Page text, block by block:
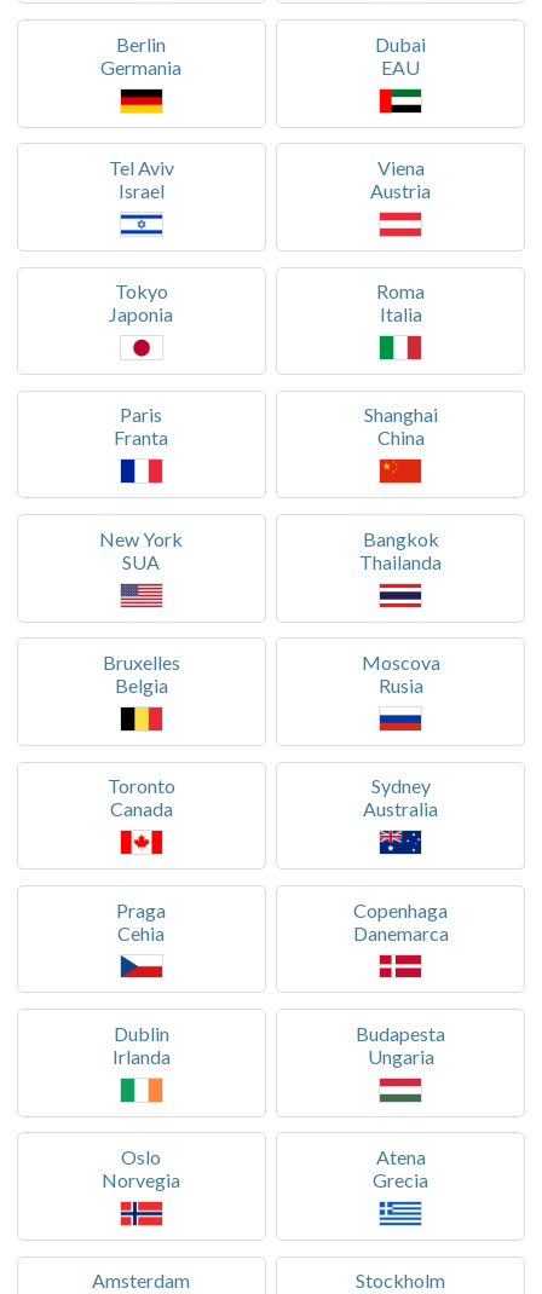
Berlin
Germania
Dubai
EAU
Tel Aviv
Israel
Viena
Austria
Tokyo
Japonia
Roma
Italia
Paris
Franta
Shanghai
China
New York
SUA
Bangkok
Thailanda
Bruxelles
Belgia
Moscova
Rusia
Toronto
Canada
Sydney
Australia
Praga
Cehia
Copenhaga
Danemarca
Dublin
Irlanda
Budapesta
Ungaria
Oslo
Norvegia
Atena
Grecia
Amsterdam
Stockholm